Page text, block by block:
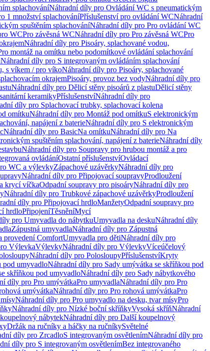
splachováníNáhradní díly pro Ovládání WC s pneumatickým
1 množství splachováníPříslušenství pro ovládání WCNáhradní
spuštěním splachováníNáhradní díly pro Pro ovládání WC
WCPro závěsná WCNáhradní díly pro Pro závěsná WCPro
Náhradní díly pro Pisoáry, splachované vodou,
montáž na omítku nebo podomítkové ovládání splachování
Náhradní díly pro S integrovaným ovládáním splachování
s víkem / pro víkoNáhradní díly pro Pisoáry, splachované
okrajemPisoáry, provoz bez vodyNáhradní díly pro
Náhradní díly pro Dělicí stěny pisoárů z plastuDělicí stěny
keramikyPříslušenstvíNáhradní díly pro
díly pro Splachovací trubky, splachovací kolena
omítkuNáhradní díly pro Montáž pod omítkuS elektronickým
napájení z baterieNáhradní díly pro S elektronickým
Náhradní díly pro BasicNa omítkuNáhradní díly pro Na
spuštěním splachování, napájení z baterieNáhradní díly
Náhradní díly pro Soupravy pro hrubou montáž a pro
ovládáníOstatní příslušenstvíOvládací
WC a výlevkyZápachové uzávěrkyNáhradní díly pro
Náhradní díly pro Připojovací soupravyProdloužení
krycí víčkaOdpadní soupravy pro pisoáryNáhradní díly pro
Náhradní díly pro Trubkové zápachové uzávěrkyProdloužení
díly pro Připojovací hrdloManžetyOdpadní soupravy pro
hrdloPřipojeníTěsněníMycí
pro Umyvadla do nábytkuUmyvadla na deskuNáhradní díly
Zápustná umyvadlaNáhradní díly pro Zápustná
provedení ComfortUmyvadla pro dětiNáhradní díly pro
VýlevkaVýlevkyNáhradní díly pro VýlevkyVíceúčelový
Náhradní díly pro PolosloupyPříslušenstvíKryty
pod umyvadloNáhradní díly pro Sady umývátka se skříňkou pod
skříňkou pod umyvadloNáhradní díly pro Sady nábytkového
díly pro Pro umývátkaPro umyvadlaNáhradní díly pro Pro
umývátkaNáhradní díly pro Pro rohová umývátkaPro
Náhradní díly pro Pro umyvadlo na desku, tvar mísyPro
Náhradní díly pro Nízké boční skříňkyVysoká skříňNáhradní
nábytekNáhradní díly pro Další koupelnový
Držák na ručníky a háčky na ručníkySvětelné
díly pro ZrcadloS integrovaným osvětlenímNáhradní díly pro
díly pro S integrovaným osvětlenímBez integrovaného